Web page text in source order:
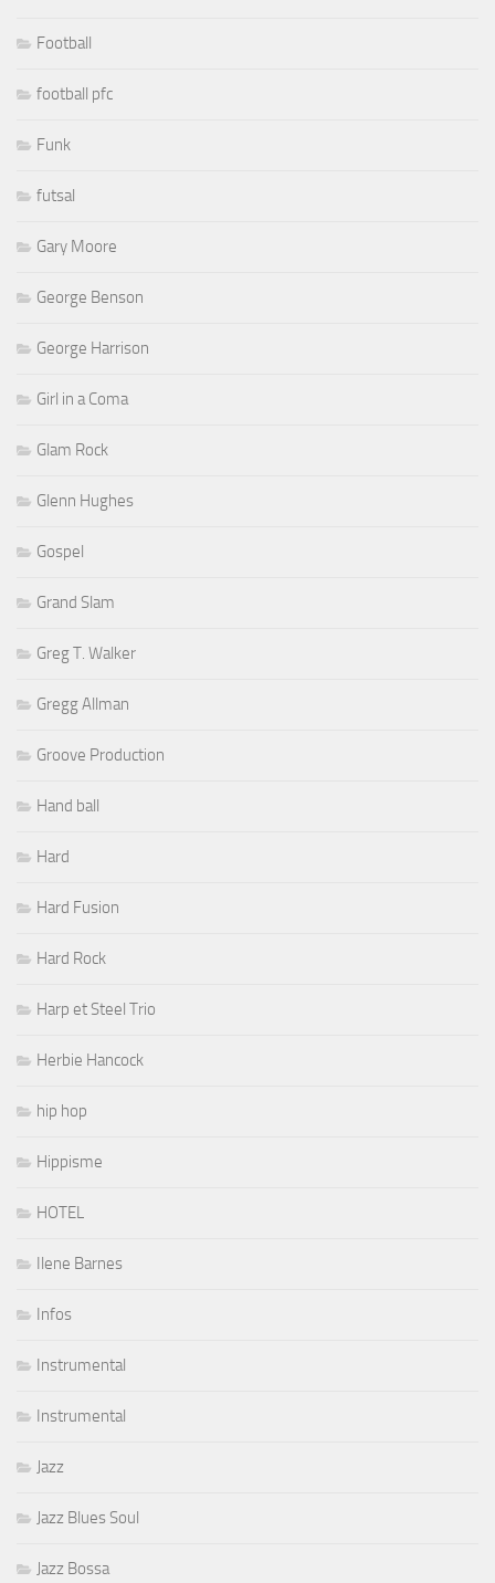
Football
football pfc
Funk
futsal
Gary Moore
George Benson
George Harrison
Girl in a Coma
Glam Rock
Glenn Hughes
Gospel
Grand Slam
Greg T. Walker
Gregg Allman
Groove Production
Hand ball
Hard
Hard Fusion
Hard Rock
Harp et Steel Trio
Herbie Hancock
hip hop
Hippisme
HOTEL
Ilene Barnes
Infos
Instrumental
Instrumental
Jazz
Jazz Blues Soul
Jazz Bossa